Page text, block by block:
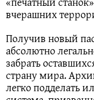
вчерашних
Получив новый
абсолютно
забрать
страну мира.
легко подделать